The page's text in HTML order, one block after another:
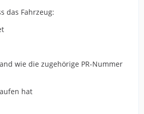
das Fahrzeug:
wie die zugehörige PR-Nummer
hat